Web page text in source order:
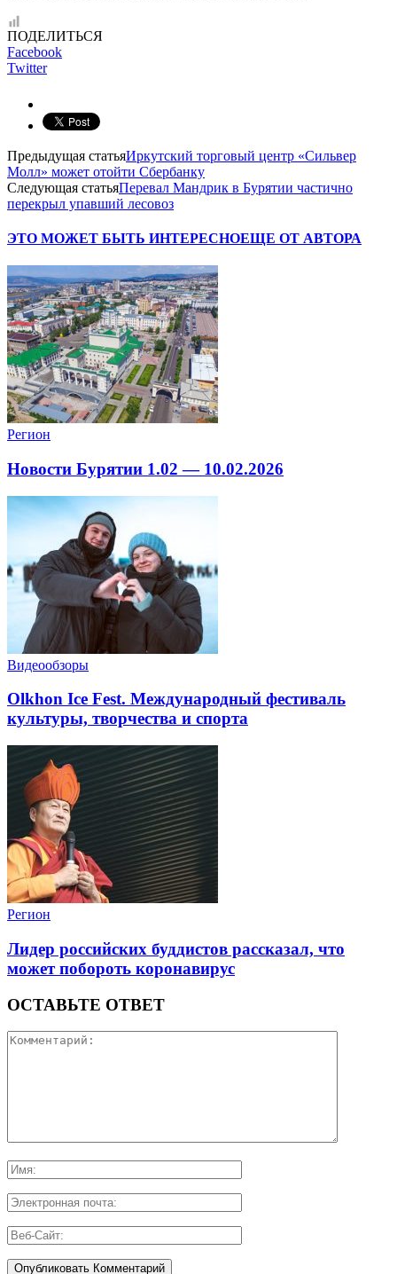
ПОДЕЛИТЬСЯ
Facebook
Twitter
Предыдущая статьяИркутский торговый центр «Сильвер
Молл» может отойти Сбербанку
Следующая статьяПеревал Мандрик в Бурятии частично
перекрыл упавший лесовоз
ЭТО МОЖЕТ БЫТЬ ИНТЕРЕСНОЕЩЕ ОТ АВТОРА
Регион
Новости Бурятии 1.02 — 10.02.2026
Видеообзоры
Olkhon Ice Fest. Международный фестиваль
культуры, творчества и спорта
Регион
Лидер российских буддистов рассказал, что
может побороть коронавирус
ОСТАВЬТЕ ОТВЕТ